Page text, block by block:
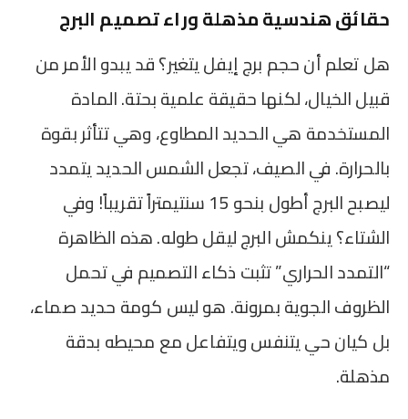
حقائق هندسية مذهلة وراء تصميم البرج
هل تعلم أن حجم برج إيفل يتغير؟ قد يبدو الأمر من
قبيل الخيال، لكنها حقيقة علمية بحتة. المادة
المستخدمة هي الحديد المطاوع، وهي تتأثر بقوة
بالحرارة. في الصيف، تجعل الشمس الحديد يتمدد
ليصبح البرج أطول بنحو 15 سنتيمتراً تقريباً! وفي
الشتاء؟ ينكمش البرج ليقل طوله. هذه الظاهرة
“التمدد الحراري” تثبت ذكاء التصميم في تحمل
الظروف الجوية بمرونة. هو ليس كومة حديد صماء،
بل كيان حي يتنفس ويتفاعل مع محيطه بدقة
مذهلة.